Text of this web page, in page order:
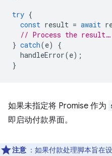
try {
const result = await
// Process the result…
} catch(e)
{
handleError(e);
}
如果未指定将 Promise 作为
即启动付款界面。
注意 ：如果付款处理脚本旨在